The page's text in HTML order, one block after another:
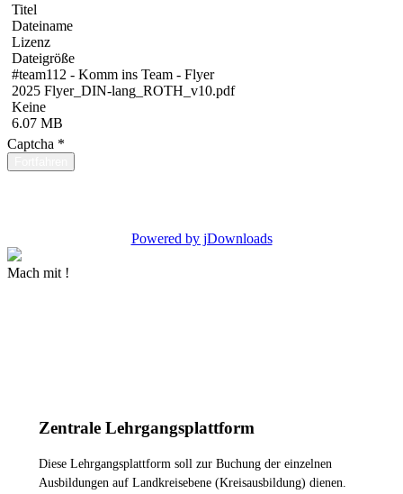
Titel
Dateiname
Lizenz
Dateigröße
#team112 - Komm ins Team - Flyer
2025 Flyer_DIN-lang_ROTH_v10.pdf
Keine
6.07 MB
Captcha *
Powered by jDownloads
Mach mit !
Zentrale Lehrgangsplattform
Diese Lehrgangsplattform soll zur Buchung der einzelnen
Ausbildungen auf Landkreisebene (Kreisausbildung) dienen.